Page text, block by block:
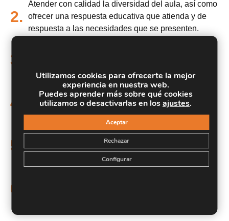
2.
Atender con calidad la diversidad del aula, así como
ofrecer una respuesta educativa que atienda y de
respuesta a las necesidades que se presenten.
3.
atienda las NEE.
4.
Aplicar una metodología de trabajo colaborativo en
equipo que te permita cooperar con otros
profesionales implicados en el proceso.
5.
Implementar estrategias de atención y orientación
tanto a los alumnos con necesidades especiales de
apoyo como a sus familias.
6.
Utilizamos cookies para ofrecerte la mejor
experiencia en nuestra web.
Puedes aprender más sobre qué cookies
utilizamos o desactivarlas en losajustes.
Aceptar
Rechazar
Configurar